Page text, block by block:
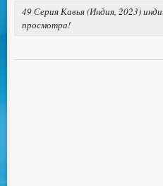
49 Серия Кавья (Индия, 2023)
просмотра!